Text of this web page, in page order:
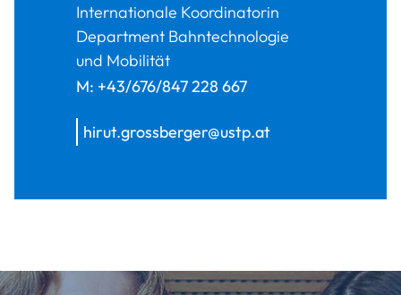
Internationale Koordinatorin
Department Bahntechnologie
und Mobilität
M: +43/676/847 228 667
hirut.grossberger@ustp.at